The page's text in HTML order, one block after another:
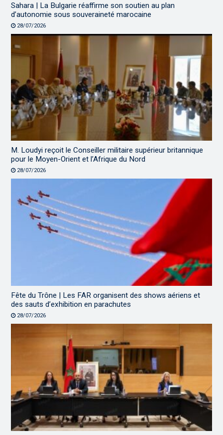
Sahara | La Bulgarie réaffirme son soutien au plan
d’autonomie sous souveraineté marocaine
28/07/2026
M. Loudyi reçoit le Conseiller militaire supérieur britannique
pour le Moyen-Orient et l’Afrique du Nord
28/07/2026
Fête du Trône | Les FAR organisent des shows aériens et
des sauts d’exhibition en parachutes
28/07/2026